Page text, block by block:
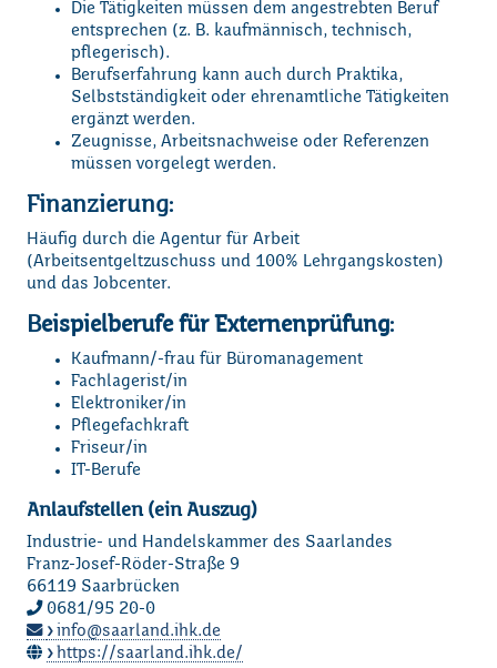
Die Tätigkeiten müssen dem angestrebten Beruf
entsprechen (z. B. kaufmännisch, technisch,
pflegerisch).
Berufserfahrung kann auch durch Praktika,
Selbstständigkeit oder ehrenamtliche Tätigkeiten
ergänzt werden.
Zeugnisse, Arbeitsnachweise oder Referenzen
müssen vorgelegt werden.
Finanzierung:
Häufig durch die Agentur für Arbeit
(Arbeitsentgeltzuschuss und 100% Lehrgangskosten)
und das Jobcenter.
Beispielberufe für Externenprüfung:
Kaufmann/-frau für Büromanagement
Fachlagerist/in
Elektroniker/in
Pflegefachkraft
Friseur/in
IT-Berufe
Anlaufstellen (ein Auszug)
Industrie- und Handelskammer des Saarlandes
Franz-Josef-Röder-Straße 9
66119 Saarbrücken
0681/95 20-0
info
saarland.ihk.de
https://saarland.ihk.de/
Loading...